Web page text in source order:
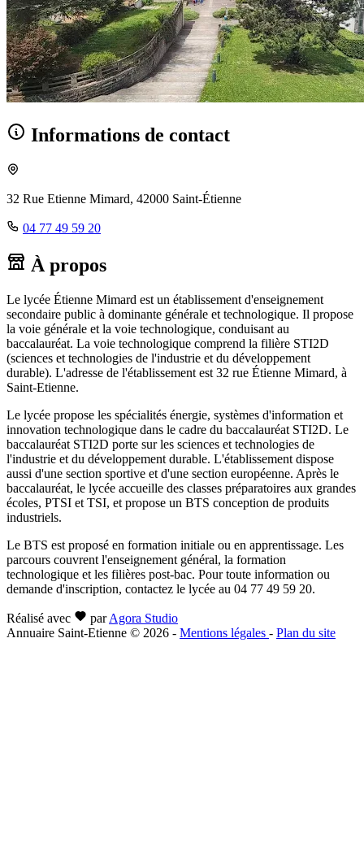
Informations de contact
32 Rue Etienne Mimard, 42000 Saint-Étienne
04 77 49 59 20
À propos
Le lycée Étienne Mimard est un établissement d'enseignement
secondaire public à dominante générale et technologique. Il propose
la voie générale et la voie technologique, conduisant au
baccalauréat. La voie technologique comprend la filière STI2D
(sciences et technologies de l'industrie et du développement
durable). L'adresse de l'établissement est 32 rue Étienne Mimard, à
Saint-Etienne.
Le lycée propose les spécialités énergie, systèmes d'information et
innovation technologique dans le cadre du baccalauréat STI2D. Le
baccalauréat STI2D porte sur les sciences et technologies de
l'industrie et du développement durable. L'établissement dispose
aussi d'une section sportive et d'une section européenne. Après le
baccalauréat, le lycée accueille des classes préparatoires aux grandes
écoles, PTSI et TSI, et propose un BTS conception de produits
industriels.
Le BTS est proposé en formation initiale ou en apprentissage. Les
parcours couvrent l'enseignement général, la formation
technologique et les filières post-bac. Pour toute information ou
demande d'inscription, contactez le lycée au 04 77 49 59 20.
Réalisé avec par Agora Studio
Annuaire Saint-Etienne © 2026 - Mentions légales - Plan du site